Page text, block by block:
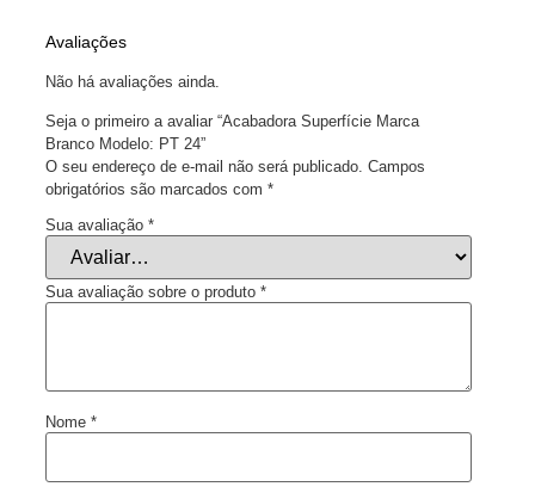
Avaliações
Não há avaliações ainda.
Seja o primeiro a avaliar “Acabadora Superfície Marca
Branco Modelo: PT 24”
O seu endereço de e-mail não será publicado. Campos
obrigatórios são marcados com*
Sua avaliação*
Sua avaliação sobre o produto*
Nome*